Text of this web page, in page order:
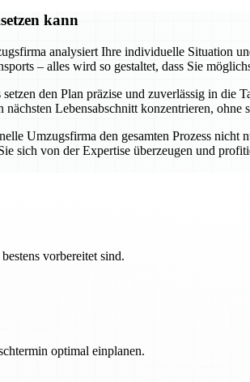
kann
analysiert Ihre individuelle Situation
– alles wird so gestaltet, dass Sie
den Plan präzise und zuverlässig in
Lebensabschnitt konzentrieren, ohne
Umzugsfirma den gesamten Prozess nicht
von der Expertise überzeugen und
vorbereitet sind.
optimal einplanen.